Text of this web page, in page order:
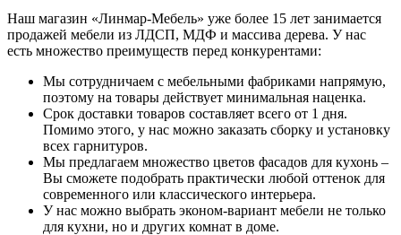
Наш магазин «Линмар-Мебель» уже более 15 лет занимается
продажей мебели из ЛДСП, МДФ и массива дерева. У нас
есть множество преимуществ перед конкурентами:
Мы сотрудничаем с мебельными фабриками напрямую,
поэтому на товары действует минимальная наценка.
Срок доставки товаров составляет всего от 1 дня.
Помимо этого, у нас можно заказать сборку и установку
всех гарнитуров.
Мы предлагаем множество цветов фасадов для кухонь –
Вы сможете подобрать практически любой оттенок для
современного или классического интерьера.
У нас можно выбрать эконом-вариант мебели не только
для кухни, но и других комнат в доме.